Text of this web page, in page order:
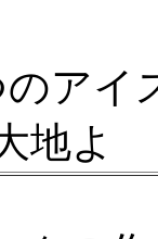
イス
地よ